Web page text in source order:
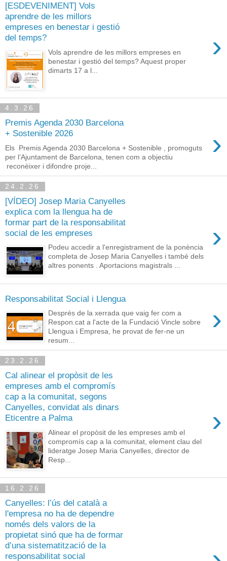
[ESDEVENIMENT] Vols
aprendre de les millors
empreses en benestar i gestió
del temps?
›
Vols aprendre de les millors empreses en
benestar i gestió del temps? Aquest proper
dimarts 17 a l...
4.3.26
Premis Agenda 2030 Barcelona
+ Sostenible 2026
›
Els Premis Agenda 2030 Barcelona + Sostenible , promoguts
per l’Ajuntament de Barcelona, tenen com a objectiu
reconèixer i difondre proje...
24.2.26
[VÍDEO] Josep Maria Canyelles
explica com la llengua ha de
formar part de la responsabilitat
social de les empreses
›
Podeu accedir a l'enregistrament de la ponència
completa de Josep Maria Canyelles i també dels
altres ponents . Aportacions magistrals ...
Responsabilitat Social i Llengua
›
Després de la xerrada que vaig fer com a
Respon.cat a l'acte de la Fundació Vincle sobre
Llengua i Empresa, he provat de fer-ne un
resum...
23.2.26
Cal alinear el propòsit de les
empreses amb el compromís
cap a la comunitat, segons
Canyelles, convidat als dinars
Eticentre a Palma
›
Alinear el propòsit de les empreses amb el
compromís cap a la comunitat, element clau del
lideratge Josep Maria Canyelles, director de
Resp...
16.2.26
Canyelles: l’ús del català a
l'empresa no ha de dependre
només dels valors de la
propietat sinó que ha de formar
d’una sistematització de la
responsabilitat social